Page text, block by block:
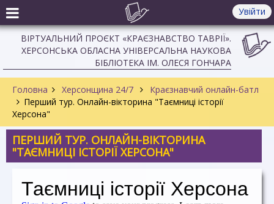
Увійти
ВІРТУАЛЬНИЙ ПРОЄКТ «КРАЄЗНАВСТВО ТАВРІЇ».
ХЕРСОНСЬКА ОБЛАСНА УНІВЕРСАЛЬНА НАУКОВА
БІБЛІОТЕКА ІМ. ОЛЕСЯ ГОНЧАРА
Головна Херсонщина 24/7
Краєзнавчий онлайн-батл
Перший тур. Онлайн-вікторина "Таємниці історії
Херсона"
ПЕРШИЙ ТУР. ОНЛАЙН-ВІКТОРИНА
"ТАЄМНИЦІ ІСТОРІЇ ХЕРСОНА"